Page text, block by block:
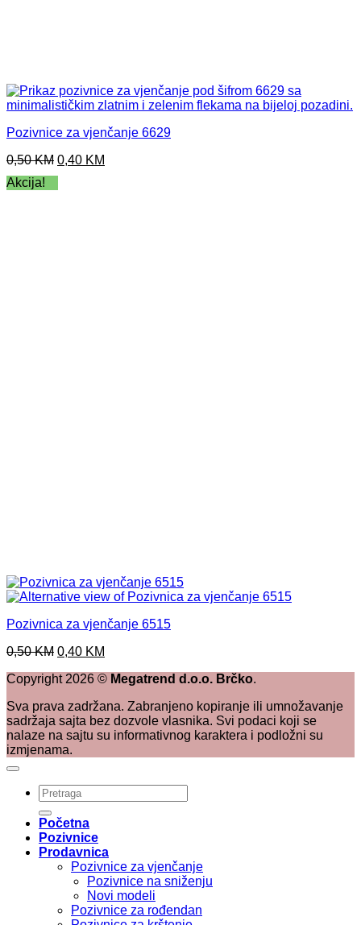
Pozivnice za vjenčanje 6629
0,50KM Original
price
was:
0,40 KM
Akcija!
Pozivnica za vjenčanje 6515
0,50KM Original
was:
0,40 KM
is:
Copyright 2026 © Megatrend d.o.o. Brčko.
Sva prava zadržana. Zabranjeno kopiranje ili umnožavanje
sadržaja sajta bez dozvole vlasnika. Svi podaci koji se
nalaze na sajtu su informativnog karaktera i podložni su
izmjenama.
Pretraži:
Početna
Pozivnice
Prodavnica
Pozivnice za vjenčanje
Pozivnice na sniženju
Novi modeli
Pozivnice za rođendan